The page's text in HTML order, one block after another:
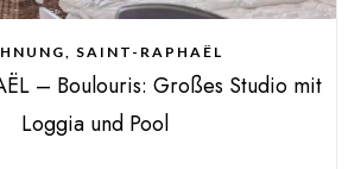
SAINT-RAPHAËL
– Boulouris: Großes Studio mit
Loggia und Pool